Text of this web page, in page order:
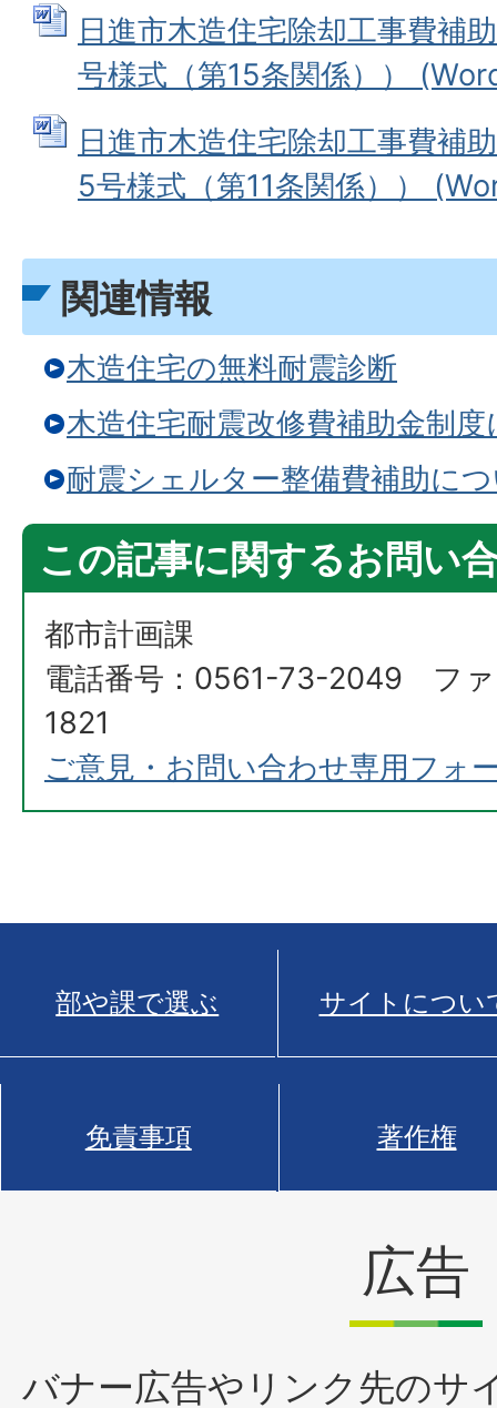
日進市木造住宅除却工事費補
号様式（第15条関係））
日進市木造住宅除却工事費補
5号様式（第11条関係））
関連情報
木造住宅の無料耐震診断
木造住宅耐震改修費補助金制
耐震シェルター整備費補助に
この記事に関するお問い
都市計画課
電話番号：0561-73-2049 フ
1821
ご意見・お問い合わせ専用フォ
部や課で選ぶ サイトについ
免責事項 著作権
広告
バナー広告やリンク先のサ